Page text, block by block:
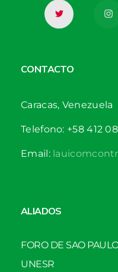
CONTACTO
Caracas, Venezuela
Telefono: +58 412
Email:
ALIADOS
FORO DE SAO
UNESR